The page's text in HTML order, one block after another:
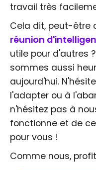
travail très
Cela dit, peut-être
réunion
utile pour d'autres
sommes aussi
aujourd'hui.
l'adapter ou à
n'hésitez pas à
fonctionne et de
pour vous !
Comme nous,